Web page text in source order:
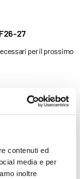
contenuti ed
media e per
inoltre
27
per il prossimo
Challenge
hanno ideato una